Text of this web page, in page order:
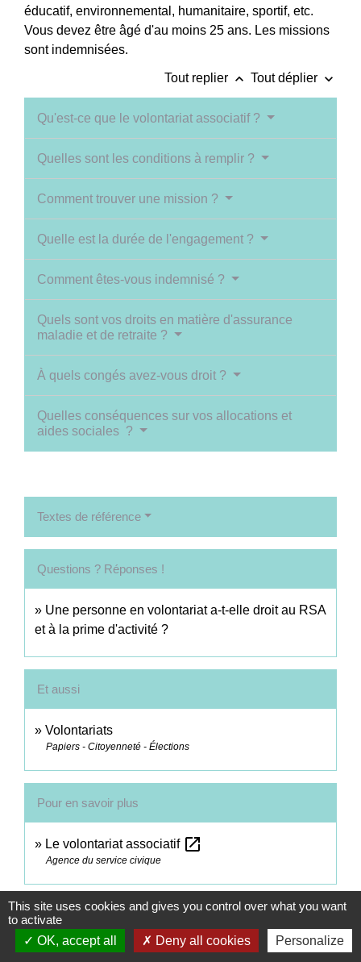
éducatif, environnemental, humanitaire, sportif, etc.
Vous devez être âgé d'au moins 25 ans. Les missions
sont indemnisées.
Tout replier keyboard_arrow_up Tout déplier keyboard_arrow_down
Qu'est-ce que le volontariat associatif ?
Quelles sont les conditions à remplir ?
Comment trouver une mission ?
Quelle est la durée de l'engagement ?
Comment êtes-vous indemnisé ?
Quels sont vos droits en matière d'assurance
maladie et de retraite ?
À quels congés avez-vous droit ?
Quelles conséquences sur vos allocations et
aides sociales ?
Textes de référence
Questions ? Réponses !
Une personne en volontariat a-t-elle droit au RSA
et à la prime d'activité ?
Et aussi
Volontariats
Papiers - Citoyenneté - Élections
Pour en savoir plus
Le volontariat associatif open_in_new
Agence du service civique
Signaler une erreur sur cette page
This site uses cookies and gives you control over what you want
to activate
OK, accept all
Deny all cookies Personalize